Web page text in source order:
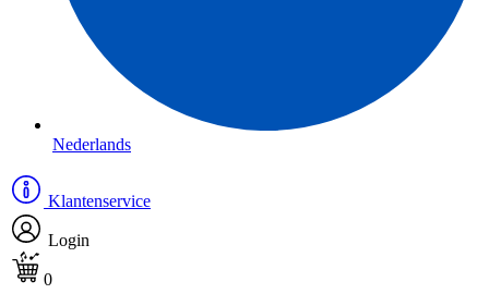
Nederlands
Klantenservice
Login
0